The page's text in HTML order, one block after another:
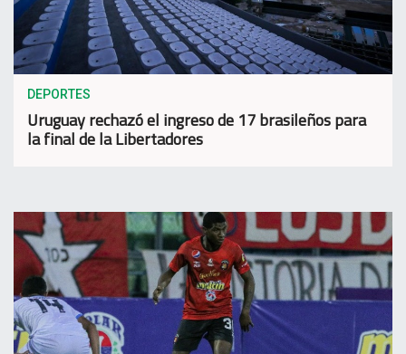
DEPORTES
Uruguay rechazó el ingreso de 17 brasileños para
la final de la Libertadores